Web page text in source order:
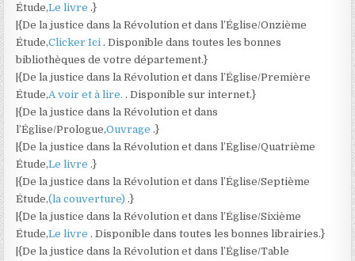
Étude,Le livre .}
|{De la justice dans la Révolution et dans l’Église/Onzième
Étude,Clicker Ici . Disponible dans toutes les bonnes
bibliothèques de votre département.}
|{De la justice dans la Révolution et dans l’Église/Première
Étude,A voir et à lire. . Disponible sur internet.}
|{De la justice dans la Révolution et dans
l’Église/Prologue,Ouvrage .}
|{De la justice dans la Révolution et dans l’Église/Quatrième
Étude,Le livre .}
|{De la justice dans la Révolution et dans l’Église/Septième
Étude,(la couverture) .}
|{De la justice dans la Révolution et dans l’Église/Sixième
Étude,Le livre . Disponible dans toutes les bonnes librairies.}
|{De la justice dans la Révolution et dans l’Église/Table